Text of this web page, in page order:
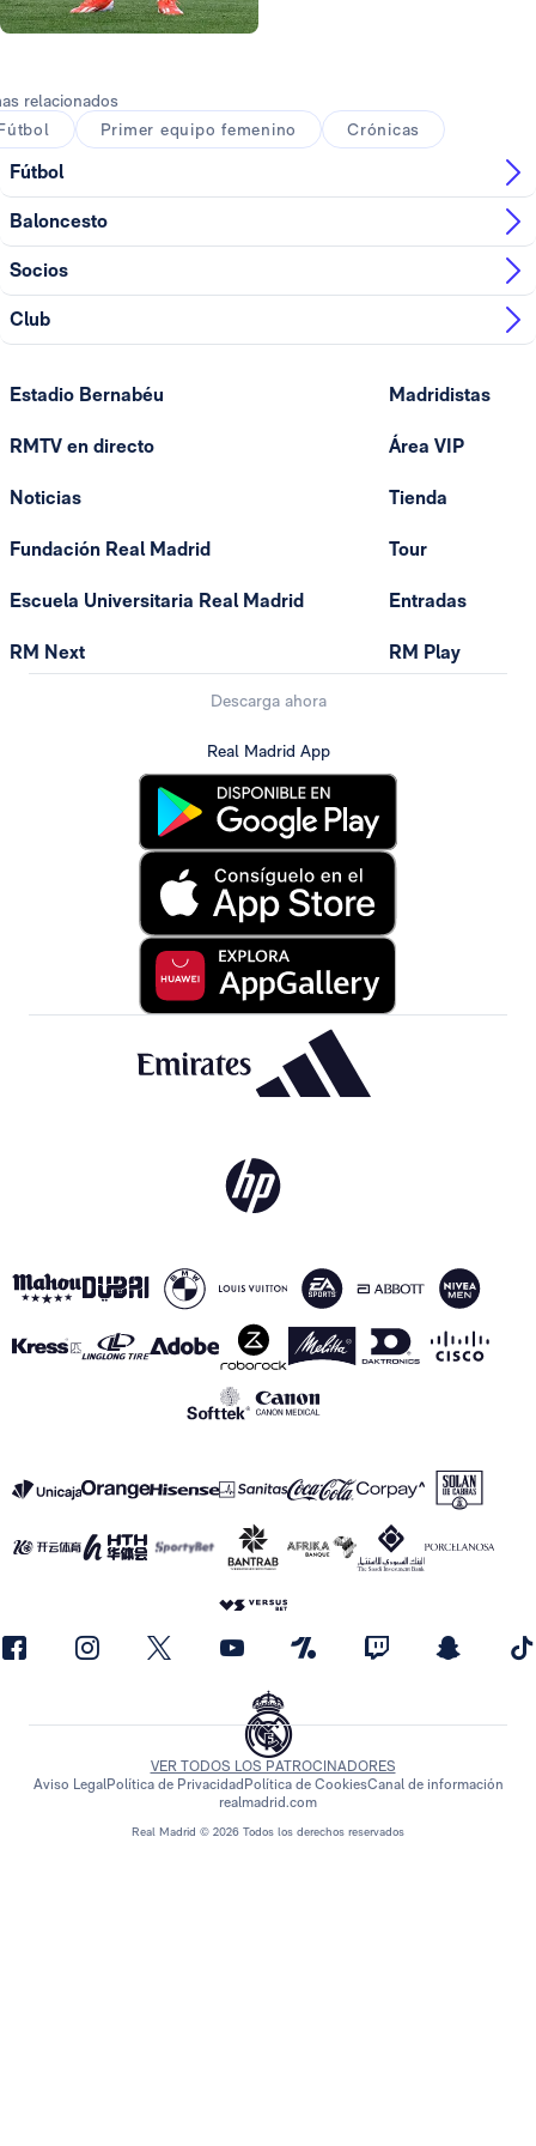
relacionados
Primer equipo femenino Crónicas
Fútbol
Baloncesto
Socios
Club
Estadio Bernabéu
RMTV en directo
Noticias
Fundación Real Madrid
Escuela Universitaria Real Madrid
RM Next
Madridistas
Área VIP
Tienda
Tour
Entradas
RM Play
Descarga ahora
Real Madrid App
Real Madrid © 2026 Todos los derechos reservados
VER TODOS LOS PATROCINADORES
Aviso LegalPolítica de Privacidad Política de CookiesCanal de información
realmadrid.com